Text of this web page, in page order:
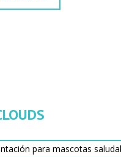
para mascotas